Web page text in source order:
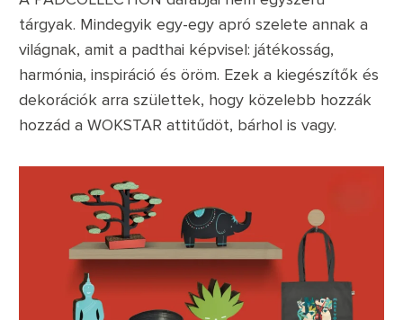
tárgyak. Mindegyik egy-egy apró szelete annak a
világnak, amit a padthai képvisel: játékosság,
harmónia, inspiráció és öröm. Ezek a kiegészítők és
dekorációk arra születtek, hogy közelebb hozzák
hozzád a WOKSTAR attitűdöt, bárhol is vagy.